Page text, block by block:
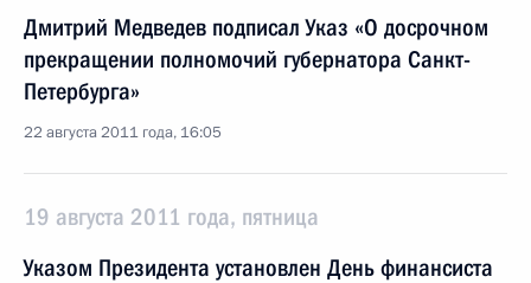
Дмитрий Медведев подписал Указ «О досрочном
прекращении полномочий губернатора Санкт-
Петербурга»
22 августа 2011 года, 16:05
19 августа 2011 года, пятница
Указом Президента установлен День финансиста